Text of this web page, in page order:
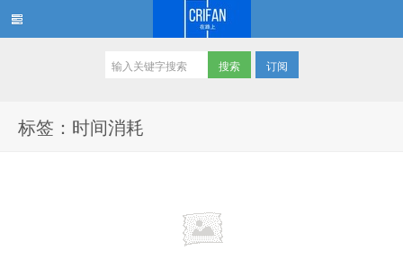
订阅
标签：时间消耗